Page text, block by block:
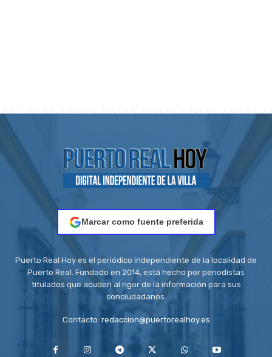
Marcar como fuente preferida
Puerto Real Hoy es el periódico independiente de la localidad de
Puerto Real. Fundado en 2014, está hecho por periodistas
titulados que acuden al rigor de la información para sus
conciudadanos.
Contacto: redaccion@puertorealhoy.es